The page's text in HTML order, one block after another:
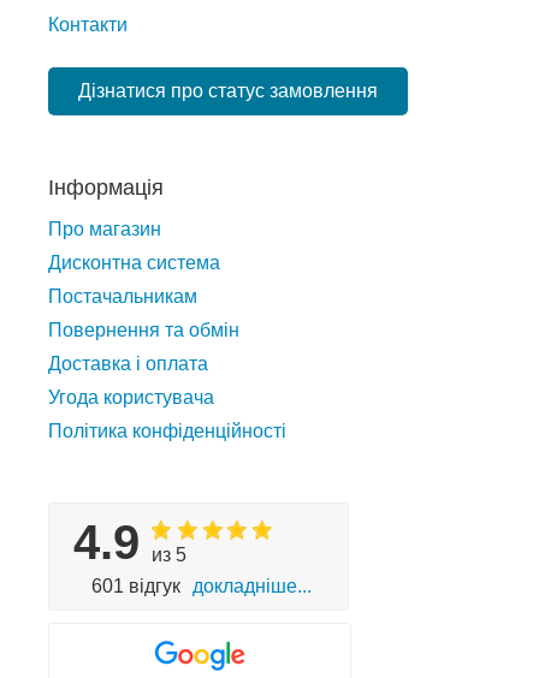
Контакти
Дізнатися про статус замовлення
Інформація
Про магазин
Дисконтна система
Постачальникам
Повернення та обмін
Доставка і оплата
Угода користувача
Політика конфіденційності
4.9
из 5
601 відгук
докладніше...